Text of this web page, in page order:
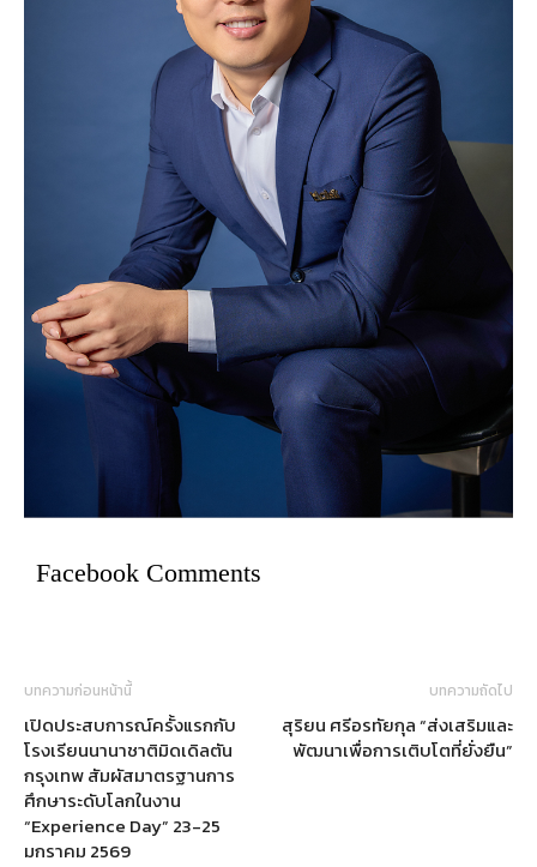
Facebook Comments
บทความก่อนหน้านี้
เปิดประสบการณ์ครั้งแรกกับ
โรงเรียนนานาชาติมิดเดิลตัน
กรุงเทพ สัมผัสมาตรฐานการ
ศึกษาระดับโลกในงาน
“Experience Day” 23-25
มกราคม 2569
บทความถัดไป
สุริยน ศรีอรทัยกุล “ส่งเสริมและ
พัฒนาเพื่อการเติบโตที่ยั่งยืน”